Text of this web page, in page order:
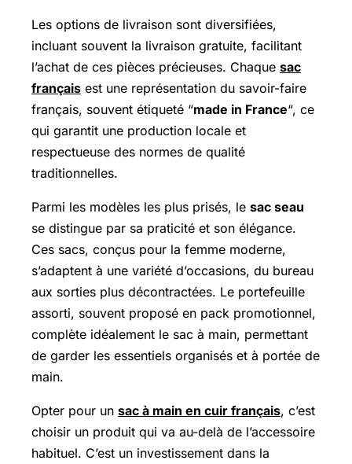
Les options de livraison sont diversifiées,
incluant souvent la livraison gratuite, facilitant
l’achat de ces pièces précieuses. Chaque sac
français est une représentation du savoir-faire
français, souvent étiqueté “made in France“, ce
qui garantit une production locale et
respectueuse des normes de qualité
traditionnelles.
Parmi les modèles les plus prisés, le sac seau
se distingue par sa praticité et son élégance.
Ces sacs, conçus pour la femme moderne,
s’adaptent à une variété d’occasions, du bureau
aux sorties plus décontractées. Le portefeuille
assorti, souvent proposé en pack promotionnel,
complète idéalement le sac à main, permettant
de garder les essentiels organisés et à portée de
main.
Opter pour un sac à main en cuir français, c’est
choisir un produit qui va au-delà de l’accessoire
habituel. C’est un investissement dans la